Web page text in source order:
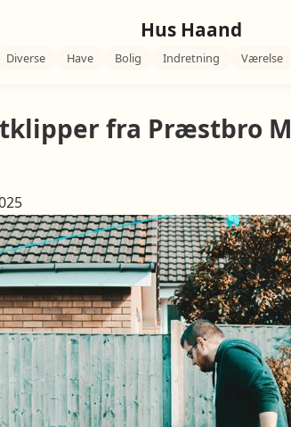
Hus Haand
Diverse Have Bolig Indretning Værelse
fra Præstbro